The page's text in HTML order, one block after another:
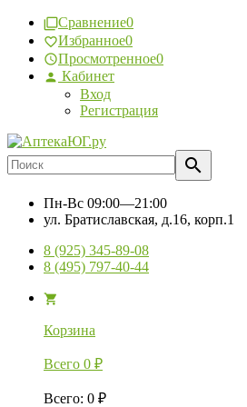
Сравнение0
Избранное0
Просмотренное0
Кабинет
Вход
Регистрация
Пн-Вс 09:00—21:00
ул. Братиславская, д.16, корп.1
8 (925) 345-89-08
8 (495) 797-40-44
Корзина
Всего 0 ₽
Всего: 0 ₽